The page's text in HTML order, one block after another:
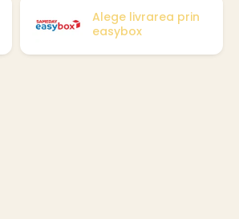
Alege livrarea prin
easybox